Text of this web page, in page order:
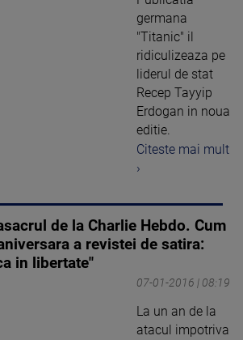
germana
"Titanic" il
ridiculizeaza pe
liderul de stat
Recep Tayyip
Erdogan in noua
editie.
Citeste mai mult
›
de la Charlie Hebdo. Cum
a revistei de satira:
in libertate"
07-01-2016 | 08:19
La un an de la
atacul impotriva